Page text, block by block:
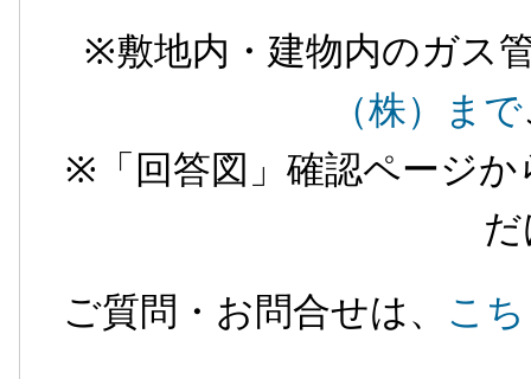
※敷地内・建物内のガス
（株）まで
※「回答図」確認ページ
ご質問・お問合せは、 こ